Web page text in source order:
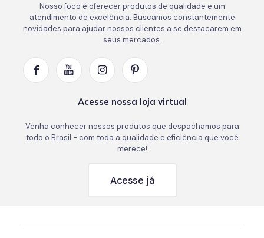
Nosso foco é oferecer produtos de qualidade e um
atendimento de excelência. Buscamos constantemente
novidades para ajudar nossos clientes a se destacarem em
seus mercados.
Acesse nossa loja virtual
Venha conhecer nossos produtos que despachamos para
todo o Brasil - com toda a qualidade e eficiência que você
merece!
Acesse já